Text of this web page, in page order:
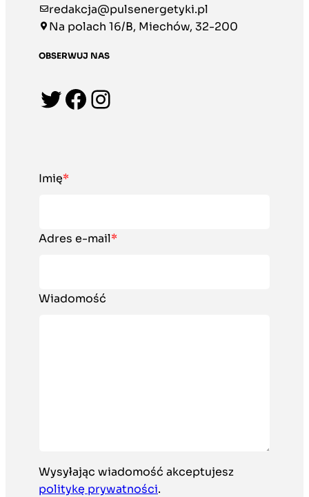
redakcja@pulsenergetyki.pl
Na polach 16/B, Miechów, 32-200
OBSERWUJ NAS
Twitter
Facebook
Instagram
Imię*
Adres e-mail*
Wiadomość
Wysyłając wiadomość akceptujesz
politykę prywatności.